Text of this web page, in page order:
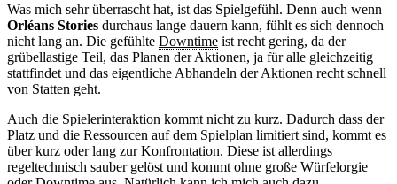
Was mich sehr überrascht hat, ist das Spielgefühl. Denn auch wenn
Orléans Stories durchaus lange dauern kann, fühlt es sich dennoch
nicht lang an. Die gefühlte Downtime ist recht gering, da der
grübellastige Teil, das Planen der Aktionen, ja für alle gleichzeitig
stattfindet und das eigentliche Abhandeln der Aktionen recht schnell
von Statten geht.
Auch die Spielerinteraktion kommt nicht zu kurz. Dadurch dass der
Platz und die Ressourcen auf dem Spielplan limitiert sind, kommt es
über kurz oder lang zur Konfrontation. Diese ist allerdings
regeltechnisch sauber gelöst und kommt ohne große Würfelorgie